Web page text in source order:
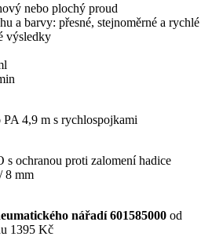
nebo plochý proud
a barvy: přesné, stejnoměrné a rychlé
výsledky
4,9 m s rychlospojkami
ochranou proti zalomení hadice
8 mm
nářadí 601585000 od
1395 Kč